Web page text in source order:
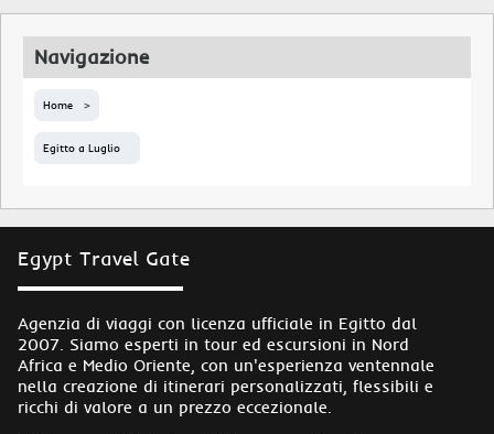
Navigazione
Home
Egitto a Luglio
Egypt Travel Gate
Agenzia di viaggi con licenza ufficiale in Egitto dal
2007. Siamo esperti in tour ed escursioni in Nord
Africa e Medio Oriente, con un'esperienza ventennale
nella creazione di itinerari personalizzati, flessibili e
ricchi di valore a un prezzo eccezionale.